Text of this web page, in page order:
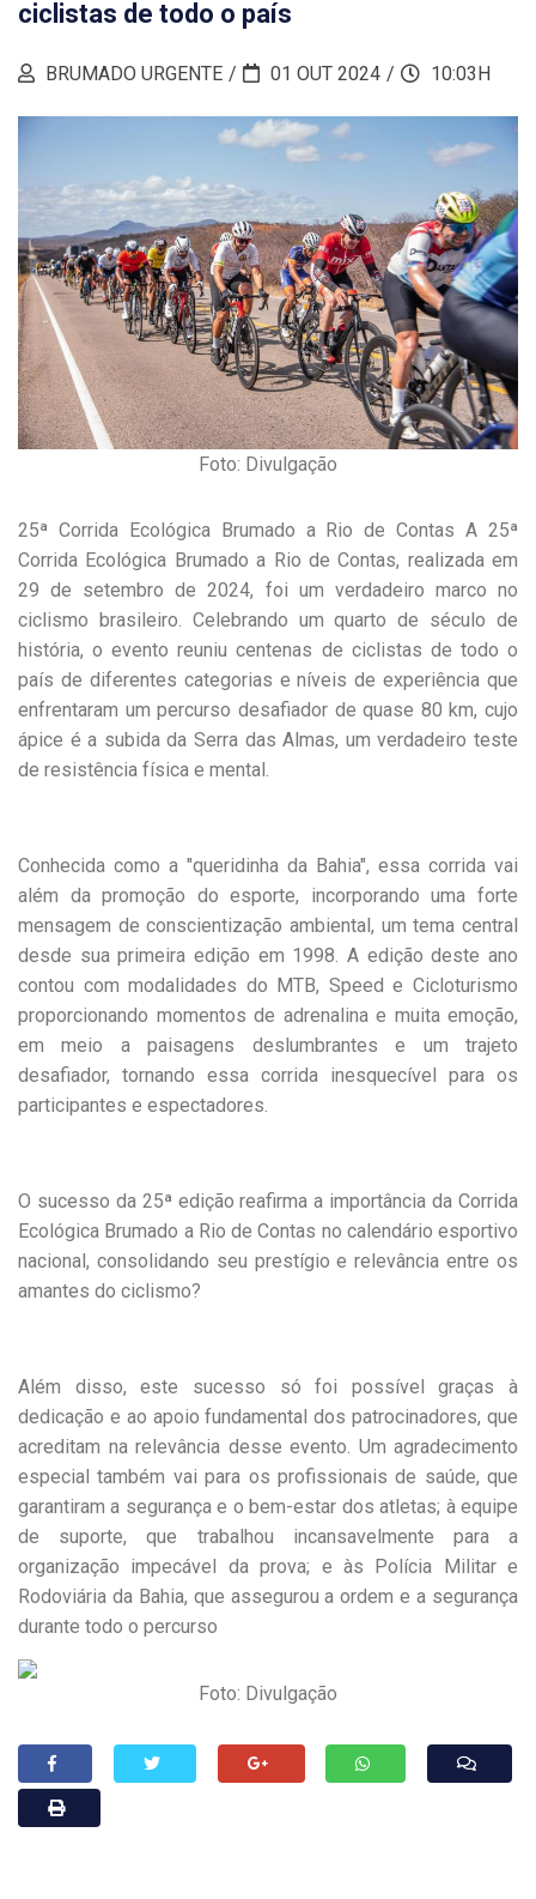
ciclistas de todo o país
BRUMADO URGENTE 01 OUT 2024 10:03H
Foto: Divulgação
25ª Corrida Ecológica Brumado a Rio de Contas A 25ª
Corrida Ecológica Brumado a Rio de Contas, realizada em
29 de setembro de 2024, foi um verdadeiro marco no
ciclismo brasileiro. Celebrando um quarto de século de
história, o evento reuniu centenas de ciclistas de todo o
país de diferentes categorias e níveis de experiência que
enfrentaram um percurso desafiador de quase 80 km, cujo
ápice é a subida da Serra das Almas, um verdadeiro teste
de resistência física e mental.
Conhecida como a "queridinha da Bahia", essa corrida vai
além da promoção do esporte, incorporando uma forte
mensagem de conscientização ambiental, um tema central
desde sua primeira edição em 1998. A edição deste ano
contou com modalidades do MTB, Speed e Cicloturismo
proporcionando momentos de adrenalina e muita emoção,
em meio a paisagens deslumbrantes e um trajeto
desafiador, tornando essa corrida inesquecível para os
participantes e espectadores.
O sucesso da 25ª edição reafirma a importância da Corrida
Ecológica Brumado a Rio de Contas no calendário esportivo
nacional, consolidando seu prestígio e relevância entre os
amantes do ciclismo?
Além disso, este sucesso só foi possível graças à
dedicação e ao apoio fundamental dos patrocinadores, que
acreditam na relevância desse evento. Um agradecimento
especial também vai para os profissionais de saúde, que
garantiram a segurança e o bem-estar dos atletas; à equipe
de suporte, que trabalhou incansavelmente para a
organização impecável da prova; e às Polícia Militar e
Rodoviária da Bahia, que assegurou a ordem e a segurança
durante todo o percurso
Foto: Divulgação